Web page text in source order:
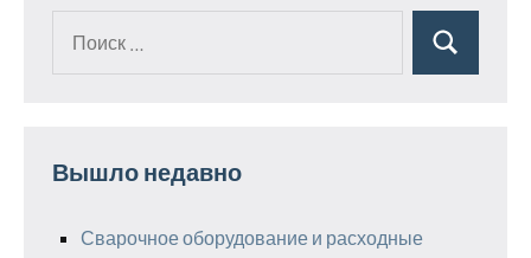
Поиск
Вышло недавно
Сварочное оборудование и расходные